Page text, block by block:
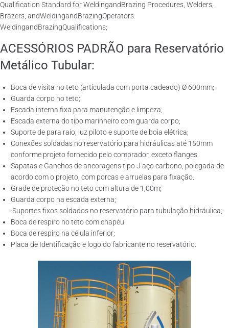
Qualification Standard for WeldingandBrazing Procedures, Welders,
Brazers, andWeldingandBrazingOperators:
WeldingandBrazingQualifications;
ACESSÓRIOS PADRÃO para Reservatório
Metálico Tubular:
Boca de visita no teto (articulada com porta cadeado) Ø 600mm;
Guarda corpo no teto;
Escada interna fixa para manutenção e limpeza;
Escada externa do tipo marinheiro com guarda corpo;
Suporte de para raio, luz piloto e suporte de boia elétrica;
Conexões soldadas no reservatório para hidráulicas até 150mm
conforme projeto fornecido pelo comprador, exceto flanges.
Sapatas e Ganchos de ancoragens tipo J aço carbono, polegada de
acordo com o projeto, com porcas e arruelas para fixação.
Grade de proteção no teto com altura de 1,00m;
Guarda corpo na escada externa;
·Suportes fixos soldados no reservatório para tubulação hidráulica;
Boca de respiro no teto com chapéu
Boca de respiro na célula inferior;
Placa de Identificação e logo do fabricante no reservatório.